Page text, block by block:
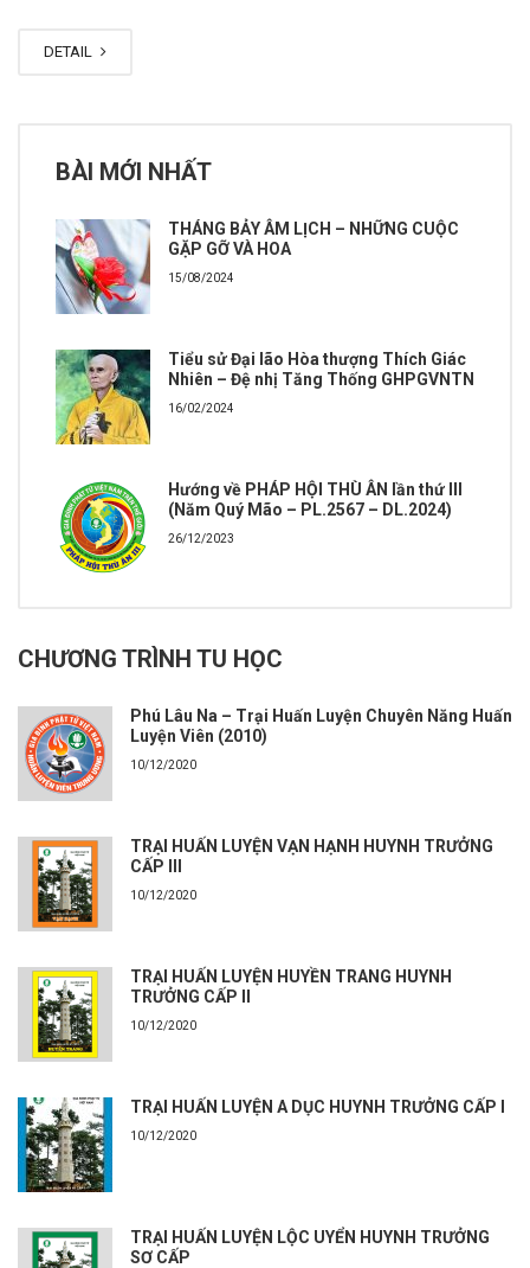
DETAIL
BÀI MỚI NHẤT
THÁNG BẢY ÂM LỊCH – NHỮNG CUỘC
GẶP GỠ VÀ HOA
15/08/2024
Tiểu sử Đại lão Hòa thượng Thích Giác
Nhiên – Đệ nhị Tăng Thống GHPGVNTN
16/02/2024
Hướng về PHÁP HỘI THÙ ÂN lần thứ III
(Năm Quý Mão – PL.2567 – DL.2024)
26/12/2023
CHƯƠNG TRÌNH TU HỌC
Phú Lâu Na – Trại Huấn Luyện Chuyên Năng Huấn
Luyện Viên (2010)
10/12/2020
TRẠI HUẤN LUYỆN VẠN HẠNH HUYNH TRƯỞNG
CẤP III
10/12/2020
TRẠI HUẤN LUYỆN HUYỀN TRANG HUYNH
TRƯỞNG CẤP II
10/12/2020
TRẠI HUẤN LUYỆN A DỤC HUYNH TRƯỞNG CẤP I
10/12/2020
TRẠI HUẤN LUYỆN LỘC UYỂN HUYNH TRƯỞNG
SƠ CẤP